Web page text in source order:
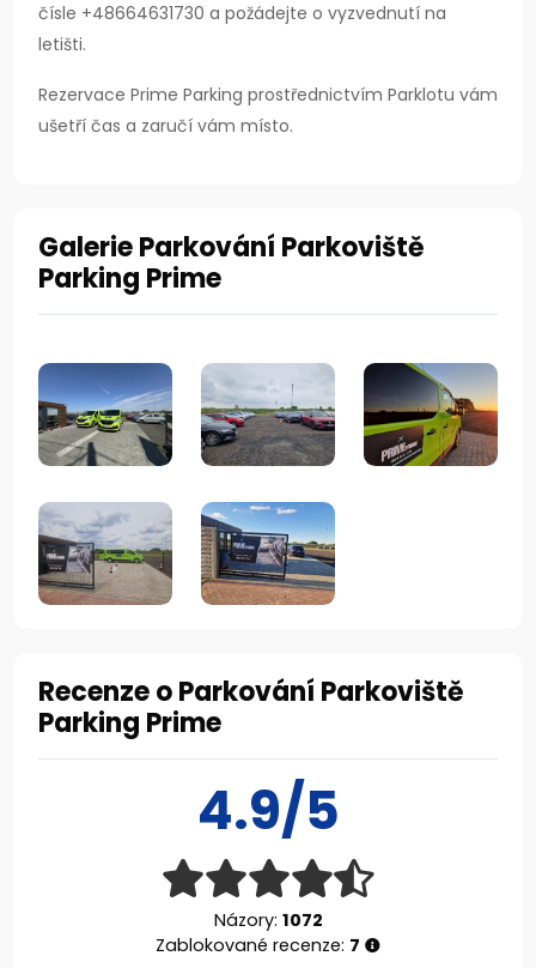
čísle +48664631730 a požádejte o vyzvednutí na
letišti.
Rezervace Prime Parking prostřednictvím Parklotu vám
ušetří čas a zaručí vám místo.
Galerie Parkování Parkoviště
Parking Prime
Recenze o Parkování Parkoviště
Parking Prime
4.9/5
Názory: 1072
Zablokované recenze: 7